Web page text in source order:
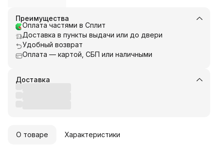
Преимущества
Оплата частями в Сплит
Доставка в пункты выдачи или до двери
Удобный возврат
Оплата — картой, СБП или наличными
Доставка
О товаре Характеристики